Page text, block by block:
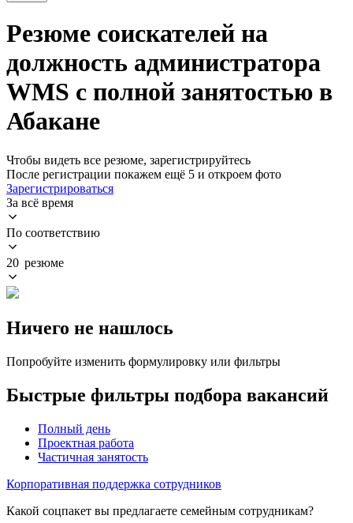
Резюме соискателей на
должность администратора
WMS с полной занятостью в
Абакане
Чтобы видеть все резюме, зарегистрируйтесь
После регистрации покажем ещё 5 и откроем фото
Зарегистрироваться
За всё время
По соответствию
20 резюме
Ничего не нашлось
Попробуйте изменить формулировку или фильтры
Быстрые фильтры подбора вакансий
Полный день
Проектная работа
Частичная занятость
Корпоративная поддержка сотрудников
Какой соцпакет вы предлагаете семейным сотрудникам?